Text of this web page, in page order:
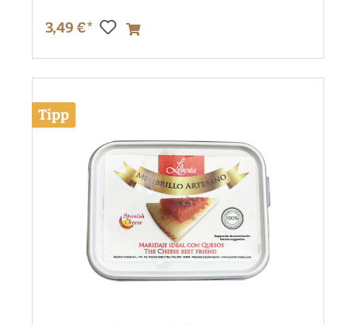
3,49 €*
Tipp